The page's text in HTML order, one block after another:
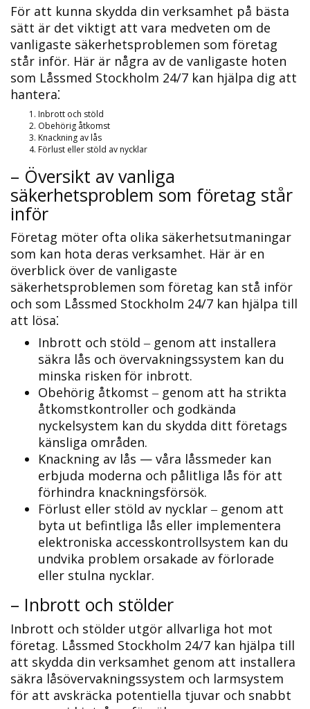
För att kunna skydda din verksamhet på bästa
sätt är det viktigt att vara medveten om de
vanligaste säkerhetsproblemen som företag
står inför. Här är några av de vanligaste hoten
som Låssmed Stockholm 24/7 kan hjälpa dig att
hantera⁚
Inbrott och stöld
Obehörig åtkomst
Knackning av lås
Förlust eller stöld av nycklar
– Översikt av vanliga
säkerhetsproblem som företag står
inför
Företag möter ofta olika säkerhetsutmaningar
som kan hota deras verksamhet.​ Här är en
överblick över de vanligaste
säkerhetsproblemen som företag kan stå inför
och som Låssmed Stockholm 24/7 kan hjälpa till
att lösa⁚
Inbrott och stöld ‒ genom att installera
säkra lås och övervakningssystem kan du
minska risken för inbrott.
Obehörig åtkomst ‒ genom att ha strikta
åtkomstkontroller och godkända
nyckelsystem kan du skydda ditt företags
känsliga områden.
Knackning av lås — våra låssmeder kan
erbjuda moderna och pålitliga lås för att
förhindra knackningsförsök.​
Förlust eller stöld av nycklar ‒ genom att
byta ut befintliga lås eller implementera
elektroniska accesskontrollsystem kan du
undvika problem orsakade av förlorade
eller stulna nycklar.
– Inbrott och stölder
Inbrott och stölder utgör allvarliga hot mot
företag.​ Låssmed Stockholm 24/7 kan hjälpa till
att skydda din verksamhet genom att installera
säkra låsövervakningssystem och larmsystem
för att avskräcka potentiella tjuvar och snabbt